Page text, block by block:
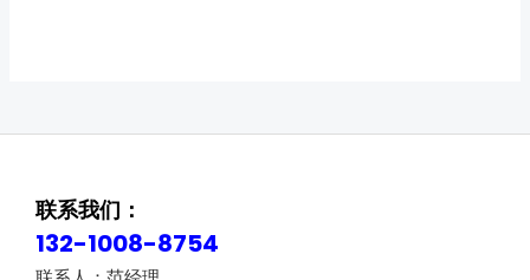
联系我们：
132-1008-8754